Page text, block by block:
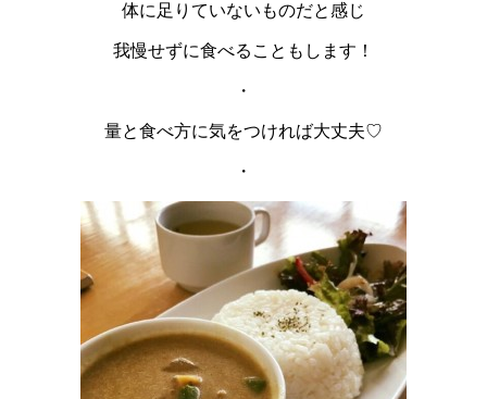
体に足りていないものだと感じ
我慢せずに食べることもします！
・
量と食べ方に気をつければ大丈夫♡
・